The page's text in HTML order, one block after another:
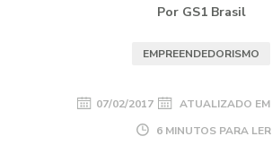
Por GS1 Brasil
EMPREENDEDORISMO
07/02/2017 ATUALIZADO EM
6 MINUTOS PARA LER